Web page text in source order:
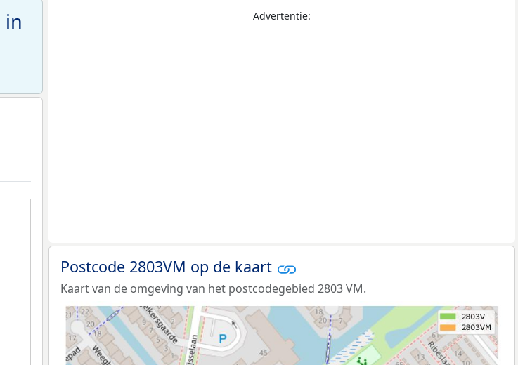
in
Advertentie:
Postcode 2803VM op de kaart
Kaart van de omgeving van het postcodegebied 2803 VM.